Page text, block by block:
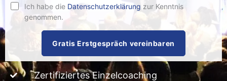
Ich habe die Datenschutzerklärung zur Kenntnis
genommen.
Gratis Erstgespräch vereinbaren
Zertifiziertes Einzelcoaching